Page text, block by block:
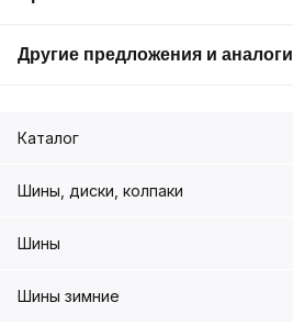
Другие предложения и аналоги
Каталог
Шины, диски, колпаки
Шины
Шины зимние